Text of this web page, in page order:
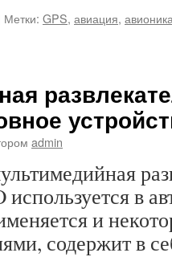
Метки: GPS, авиация,
admin
в
и
содержит в